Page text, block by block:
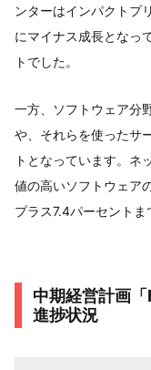
ンターはインパクトプ
にマイナス成長となっ
トでした。
一方、ソフトウェア分
や、それらを使ったサ
トとなっています。ネ
値の高いソフトウェア
プラス7.4パーセントま
中期経営計画
進捗状況